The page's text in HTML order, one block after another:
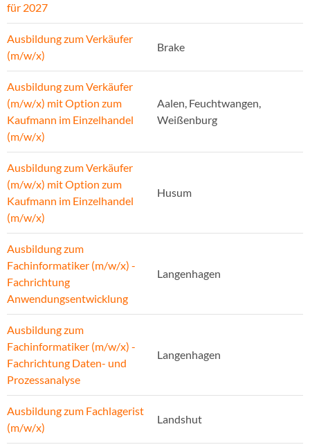
für 2027
Ausbildung zum Verkäufer
(m/w/x)
Brake
Ausbildung zum Verkäufer
(m/w/x) mit Option zum
Kaufmann im Einzelhandel
(m/w/x)
Aalen, Feuchtwangen,
Weißenburg
Ausbildung zum Verkäufer
(m/w/x) mit Option zum
Kaufmann im Einzelhandel
(m/w/x)
Husum
Ausbildung zum
Fachinformatiker (m/w/x) -
Fachrichtung
Anwendungsentwicklung
Langenhagen
Ausbildung zum
Fachinformatiker (m/w/x) -
Fachrichtung Daten- und
Prozessanalyse
Langenhagen
Ausbildung zum Fachlagerist
(m/w/x)
Landshut